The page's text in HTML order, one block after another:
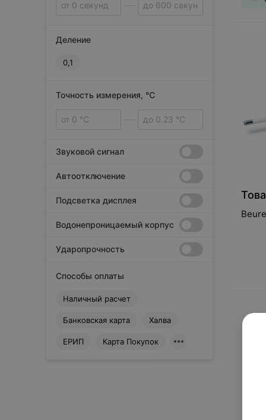
Деление
0,1
Точность измерения, ℃
Звуковой сигнал
Автоотключение
Подсветка дисплея
Водонепроницаемый корпус
Ударопрочность
Способы оплаты
Наличный расчет
Банковская карта Халва
ЕРИП Карта Покупок